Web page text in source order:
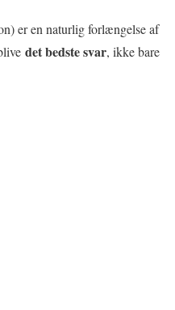
er en naturlig forlængelse af
det bedste svar, ikke bare